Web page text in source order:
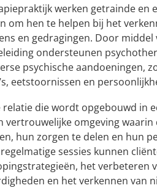
werken getrainde en
om hen te helpen bij het
en gedragingen. Door
ondersteunen
psychische aandoeningen,
eetstoornissen en
die wordt opgebouwd in
vertrouwelijke omgeving
hun zorgen te delen en hun
sessies kunnen
het verbeteren
en het verkennen van